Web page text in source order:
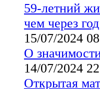
59-летний
чем через
15/07/2024
О
14/07/2024
Открытая